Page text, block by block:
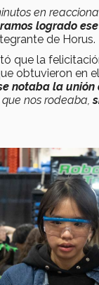
en
logrado
de Horus.
que la
obtuvieron en
notaba la unión
nos rodeaba,